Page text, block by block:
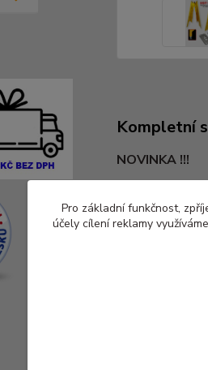
Kompletní
NOVINKA !!!
úkryt pro
Pro základní funkčnost,
účely cílení reklamy